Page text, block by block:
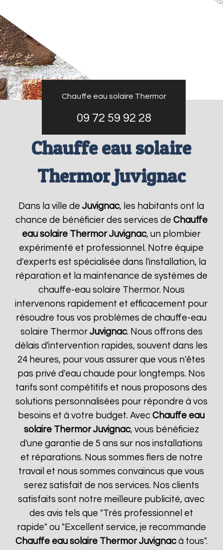
Chauffe eau solaire Thermor
09 72 59 92 28
Chauffe eau solaire
Thermor Juvignac
Dans la ville deJuvignac, les habitants ont la
chance de bénéficier des services de Chauffe
eau solaire Thermor Juvignac, un plombier
expérimenté et professionnel. Notre équipe
d'experts est spécialisée dans l'installation, la
réparation et la maintenance de systèmes de
chauffe-eau solaire Thermor. Nous
intervenons rapidement et efficacement pour
résoudre tous vos problèmes de chauffe-eau
solaire Thermor Juvignac. Nous offrons des
délais d'intervention rapides, souvent dans les
24 heures, pour vous assurer que vous n'êtes
pas privé d'eau chaude pour longtemps. Nos
tarifs sont compétitifs et nous proposons des
solutions personnalisées pour répondre à vos
besoins et à votre budget. AvecChauffe eau
solaire Thermor Juvignac, vous bénéficiez
d'une garantie de 5 ans sur nos installations
et réparations. Nous sommes fiers de notre
travail et nous sommes convaincus que vous
serez satisfait de nos services. Nos clients
satisfaits sont notre meilleure publicité, avec
des avis tels que "Très professionnel et
rapide" ou "Excellent service, je recommande
Chauffe eau solaire Thermor Juvignacà tous".